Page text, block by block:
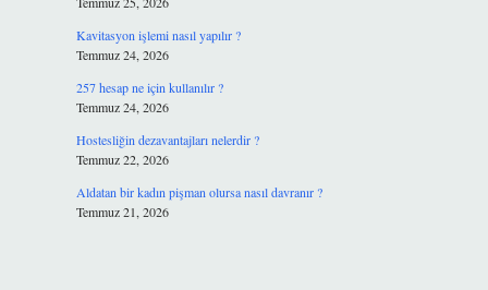
Kavitasyon işlemi nasıl yapılır ?
Temmuz 24, 2026
257 hesap ne için kullanılır ?
Temmuz 24, 2026
Hostesliğin dezavantajları nelerdir ?
Temmuz 22, 2026
Aldatan bir kadın pişman olursa nasıl davranır ?
Temmuz 21, 2026